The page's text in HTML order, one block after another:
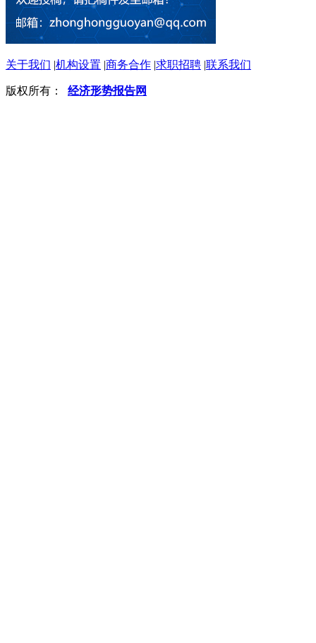
关于我们 |机构设置 |商务合作 |求职招聘 |联系我们
版权所有： 经济形势报告网